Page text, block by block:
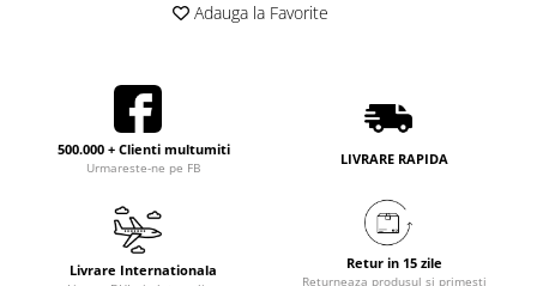
Adauga la Favorite
500.000 + Clienti multumiti
Urmareste-ne pe FB
LIVRARE RAPIDA
Livrare Internationala Retur in 15 zile
Returneaza produsul si primesti